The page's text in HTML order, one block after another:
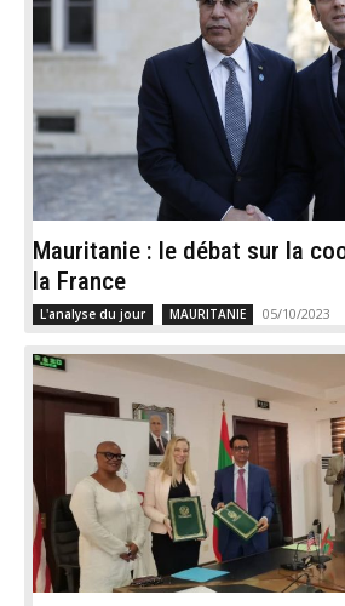
Mauritanie : le débat sur la
la France
L'analyse du jour MAURITANIE 05/10/2023